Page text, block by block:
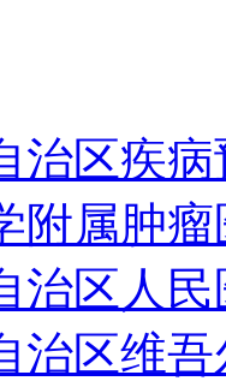
治区疾
附属肿
治区人
治区维